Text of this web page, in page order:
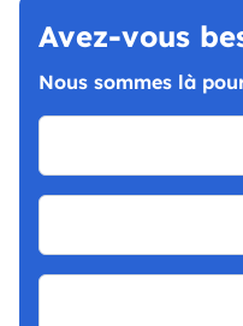
Avez-vous
Nous sommes là